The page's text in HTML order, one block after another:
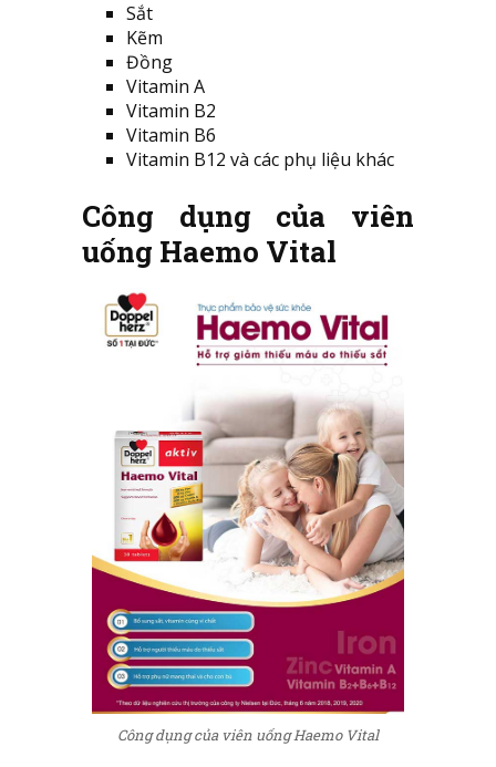
Sắt
Kẽm
Đồng
Vitamin A
Vitamin B2
Vitamin B6
Vitamin B12 và các phụ liệu khác
Công dụng của viên
uống Haemo Vital
Công dụng của viên uống Haemo Vital